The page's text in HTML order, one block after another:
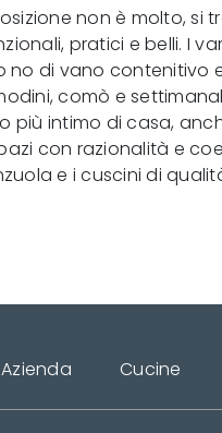
non è molto, si
pratici e belli. I
no di vano contenitivo
comò e
più intimo di casa,
con razionalità e
e i cuscini di
Azienda Cucine